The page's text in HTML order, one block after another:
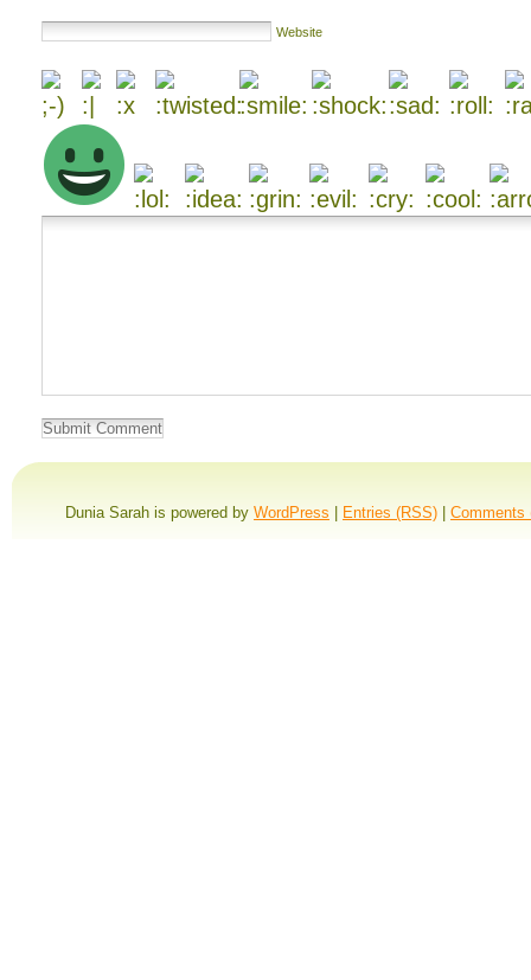
Website
Dunia Sarah is powered by WordPress | Entries (RSS) | Comments